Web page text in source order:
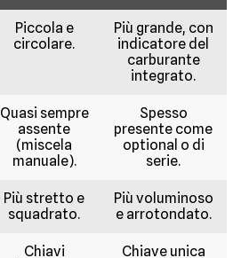
Piccola e
circolare.
Più grande, con
indicatore del
carburante
integrato.
Quasi sempre
assente
(miscela
manuale).
Spesso
presente come
optional o di
serie.
Più stretto e
squadrato.
Più voluminoso
e arrotondato.
Chiavi
Chiave unica